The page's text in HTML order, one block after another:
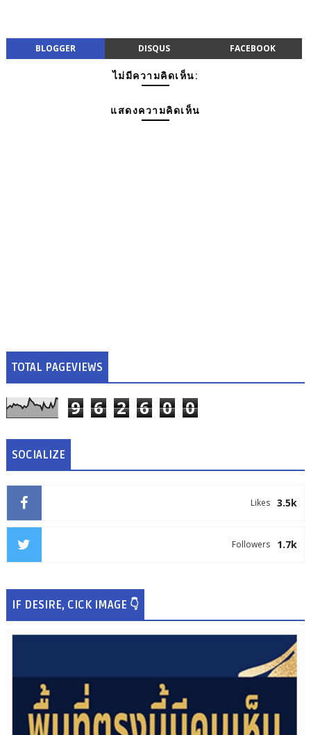
BLOGGER DISQUS FACEBOOK
ไม่มีความคิดเห็น:
แสดงความคิดเห็น
TOTAL PAGEVIEWS
9 6 2 6 0 0
SOCIALIZE
3.5k
Likes
1.7k
Followers
IF DESIRE, CICK IMAGE 👇